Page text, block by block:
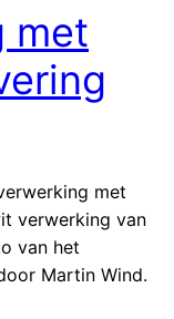
met
met
verwerking van
van het
Martin Wind.